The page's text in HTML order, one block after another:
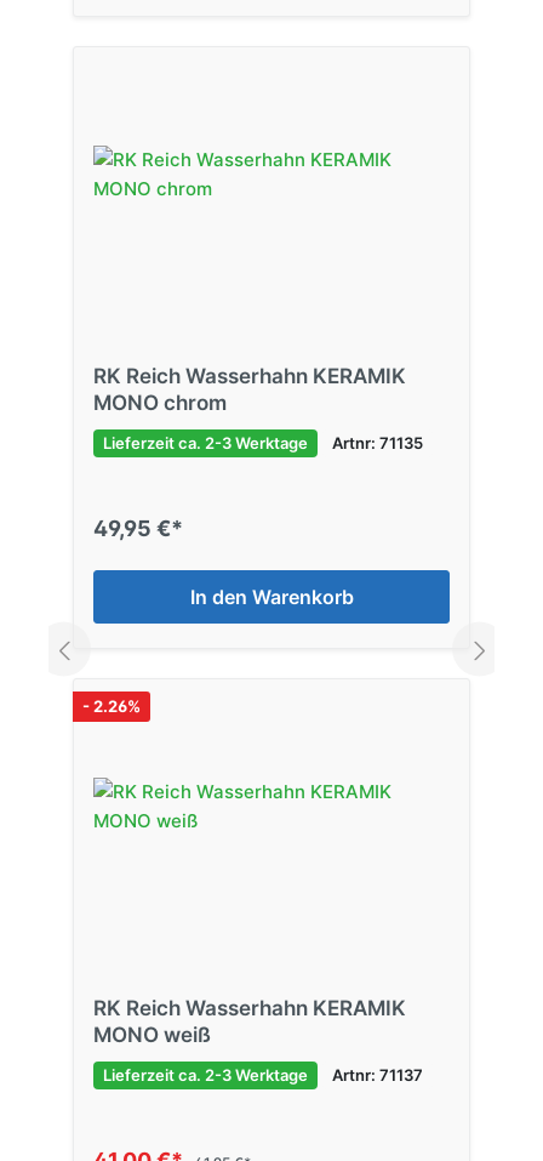
RK Reich Wasserhahn KERAMIK
MONO chrom
Lieferzeit ca. 2-3 Werktage Artnr: 71135
49,95 €*
In den Warenkorb
- 2.26%
RK Reich Wasserhahn KERAMIK
MONO weiß
Lieferzeit ca. 2-3 Werktage Artnr: 71137